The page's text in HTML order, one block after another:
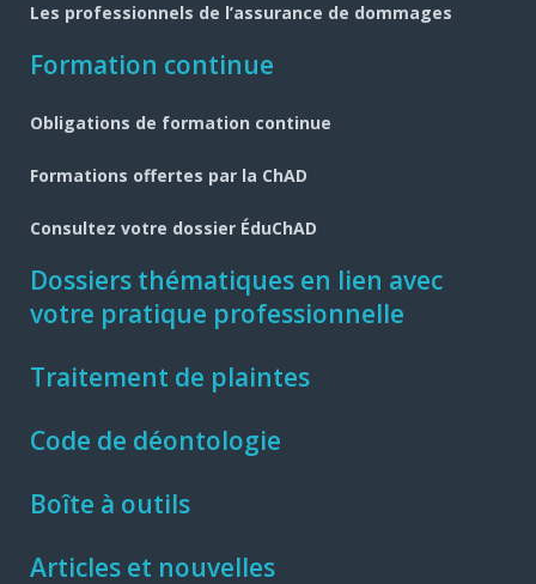
Les professionnels de l’assurance de dommages
Formation continue
Obligations de formation continue
Formations offertes par la ChAD
Consultez votre dossier ÉduChAD
Dossiers thématiques en lien avec
votre pratique professionnelle
Traitement de plaintes
Code de déontologie
Boîte à outils
Articles et nouvelles